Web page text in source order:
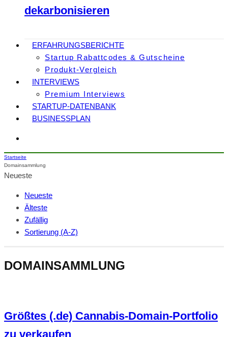
dekarbonisieren
ERFAHRUNGSBERICHTE
Startup Rabattcodes & Gutscheine
Produkt-Vergleich
INTERVIEWS
Premium Interviews
STARTUP-DATENBANK
BUSINESSPLAN
Startseite
Domainsammlung
Neueste
Neueste
Älteste
Zufällig
Sortierung (A-Z)
DOMAINSAMMLUNG
Größtes (.de) Cannabis-Domain-Portfolio
zu verkaufen